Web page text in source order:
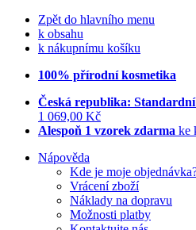
Zpět do hlavního menu
k obsahu
k nákupnímu košíku
100% přírodní kosmetika
Česká republika:
1 069,00 Kč
Alespoň 1 vzorek zdarma ke
Nápověda
Kde je moje
Vrácení zboží
Náklady na dopravu
Možnosti platby